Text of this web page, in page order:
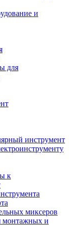
и
для
инструмент
к
миксеров
монтажных и